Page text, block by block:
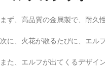
まず、高品質の金属製で、耐久
次に、火花が散るたびに、エル
また、エルフが出てくるデザイ